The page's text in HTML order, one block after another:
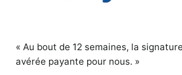
« Au bout de 12 semaines, la
avérée payante pour nous. »